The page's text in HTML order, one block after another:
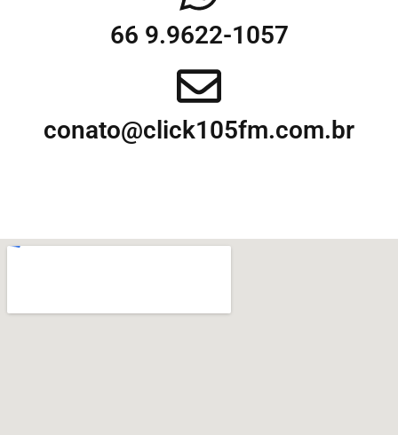
66 9.9622-1057
conato@click105fm.com.br